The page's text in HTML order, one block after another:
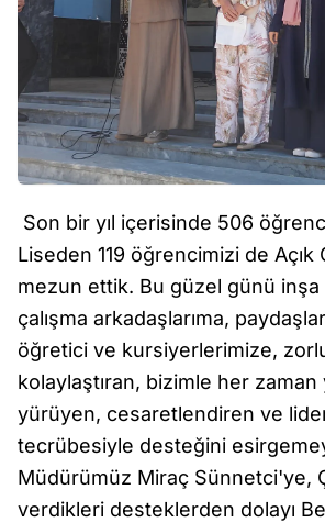
Son bir yıl içerisinde 506
Liseden 119 öğrencimizi de Açık
mezun ettik. Bu güzel günü
çalışma arkadaşlarıma,
öğretici ve kursiyerlerimize,
kolaylaştıran, bizimle her zaman
yürüyen, cesaretlendiren ve
tecrübesiyle desteğini
Müdürümüz Miraç Sünnetci'ye,
verdikleri desteklerden dolayı